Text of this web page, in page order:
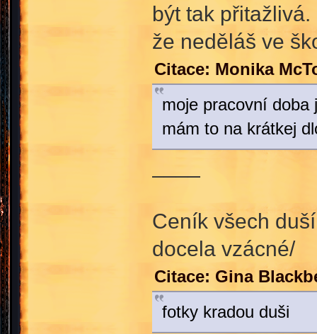
být tak
že neděláš ve
Citace: Monika
moje pracovní doba
mám to na krátkej
Ceník všech
docela vzácné/
Citace: Gina
fotky kradou duši